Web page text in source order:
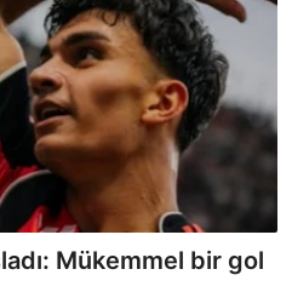
Mükemmel bir gol